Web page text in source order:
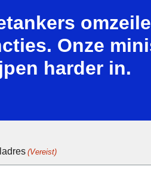
Onze
harder in.
(Vereist)